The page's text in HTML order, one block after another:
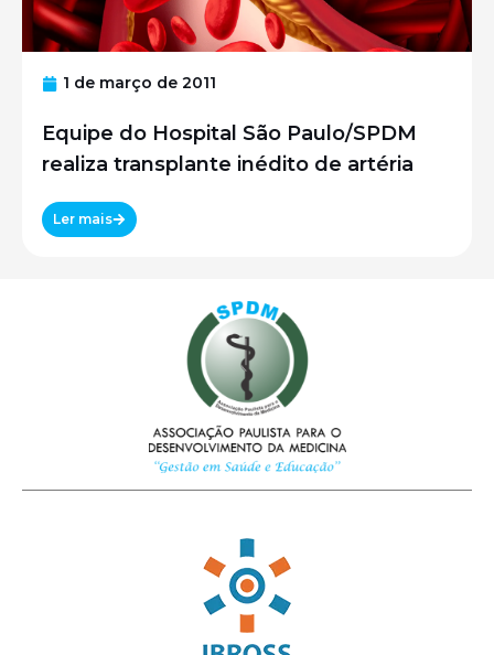
1 de março de 2011
Equipe do Hospital São Paulo/SPDM
realiza transplante inédito de artéria
Ler mais